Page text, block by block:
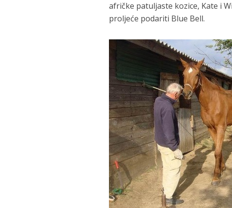
afričke patuljaste kozice, Kate i
proljeće podariti Blue Bell.